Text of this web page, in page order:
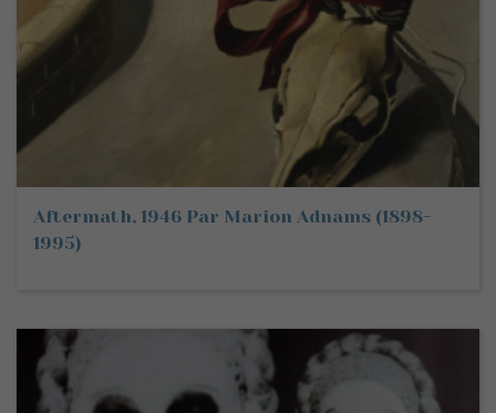
Aftermath, 1946 Par Marion Adnams (1898-
1995)